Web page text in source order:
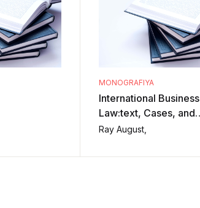
MONOGRAFIYA
International Business
Law:text, Cases, and
Readings.
Ray August,